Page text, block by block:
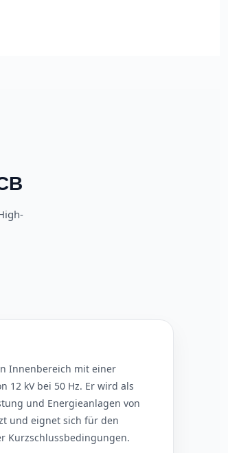
Innenbereich mit einer
12 kV bei 50 Hz. Er wird als
und Energieanlagen von
und eignet sich für den
Kurzschlussbedingungen.